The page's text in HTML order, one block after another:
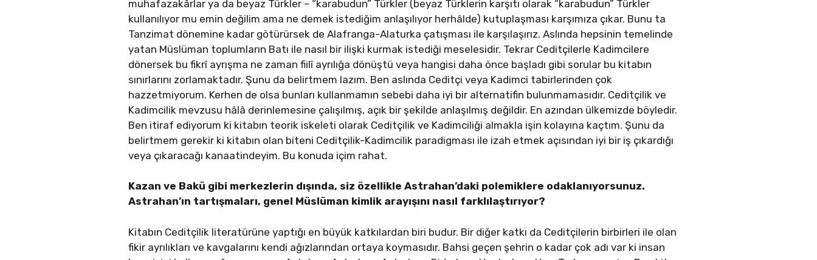
muhafazakârlar ya da beyaz Türkler – “karabudun” Türkler (beyaz Türklerin karşıtı olarak “karabudun” Türkler
kullanılıyor mu emin değilim ama ne demek istediğim anlaşılıyor herhâlde) kutuplaşması karşımıza çıkar. Bunu ta
Tanzimat dönemine kadar götürürsek de Alafranga-Alaturka çatışması ile karşılaşırız. Aslında hepsinin temelinde
yatan Müslüman toplumların Batı ile nasıl bir ilişki kurmak istediği meselesidir. Tekrar Ceditçilerle Kadimcilere
dönersek bu fikrî ayrışma ne zaman fiilî ayrılığa dönüştü veya hangisi daha önce başladı gibi sorular bu kitabın
sınırlarını zorlamaktadır. Şunu da belirtmem lazım. Ben aslında Ceditçi veya Kadimci tabirlerinden çok
hazzetmiyorum. Kerhen de olsa bunları kullanmamın sebebi daha iyi bir alternatifin bulunmamasıdır. Ceditçilik ve
Kadimcilik mevzusu hâlâ derinlemesine çalışılmış, açık bir şekilde anlaşılmış değildir. En azından ülkemizde böyledir.
Ben itiraf ediyorum ki kitabın teorik iskeleti olarak Ceditçilik ve Kadimciliği almakla işin kolayına kaçtım. Şunu da
belirtmem gerekir ki kitabın olan biteni Ceditçilik-Kadimcilik paradigması ile izah etmek açısından iyi bir iş çıkardığı
veya çıkaracağı kanaatindeyim. Bu konuda içim rahat.
Kazan ve Bakü gibi merkezlerin dışında, siz özellikle Astrahan’daki polemiklere odaklanıyorsunuz.
Astrahan’ın tartışmaları, genel Müslüman kimlik arayışını nasıl farklılaştırıyor?
Kitabın Ceditçilik literatürüne yaptığı en büyük katkılardan biri budur. Bir diğer katkı da Ceditçilerin birbirleri ile olan
fikir ayrılıkları ve kavgalarını kendi ağızlarından ortaya koymasıdır. Bahsi geçen şehrin o kadar çok adı var ki insan